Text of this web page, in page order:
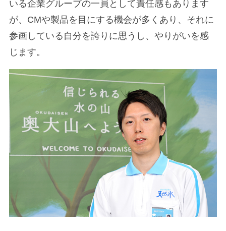
いる企業グループの一員として責任感もあります
が、CMや製品を目にする機会が多くあり、それに
参画している自分を誇りに思うし、やりがいを感
じます。